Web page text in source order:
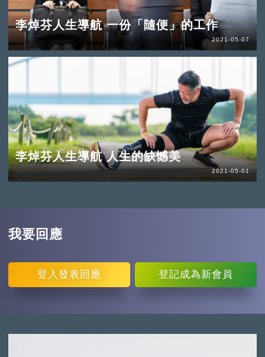
李焯芬人生導航 一份「隨便」的工作
2021-05-07
李焯芬人生導航 人生的缺憾美
2021-05-01
我要回應
登入 發表回應 登記成為新會員